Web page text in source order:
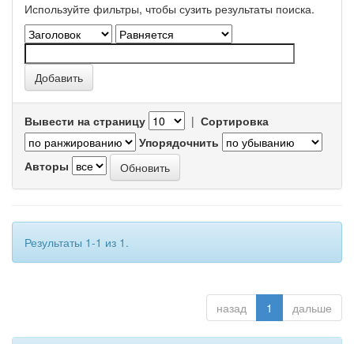
Используйте фильтры, чтобы сузить результаты поиска.
Вывести на страницу | Сортировка
Упорядочнить
Авторы
Результаты 1-1 из 1.
назад 1 дальше